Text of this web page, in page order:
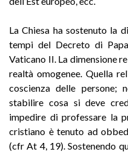
La Chiesa ha sostenuto la
tempi del Decreto di
Vaticano II. La dimensione
realtà omogenee. Quella
coscienza delle persone;
stabilire cosa si deve
impedire di professare la
cristiano è tenuto ad
(cfr At 4, 19). Sostenendo